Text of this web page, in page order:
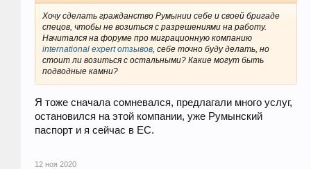
Хочу сделать гражданство Румынии себе и своей бригаде
спецов, чтобы не возиться с разрешениями на работу.
Начитался на форуме про миграционную компанию
international expert отзывов, себе точно буду делать, но
стоит ли возиться с остальными? Какие могут быть
подводные камни?
Я тоже сначала сомневался, предлагали много услуг,
остановился на этой компании, уже Румынский
паспорт и я сейчас в ЕС.
12 ноя 2020